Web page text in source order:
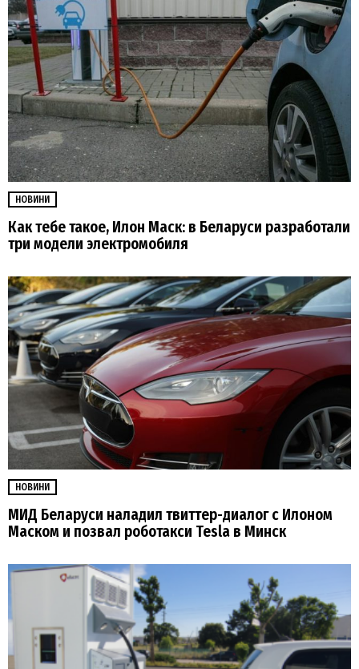
НОВИНИ
Как тебе такое, Илон Маск: в Беларуси разработали
три модели электромобиля
НОВИНИ
МИД Беларуси наладил твиттер-диалог с Илоном
Маском и позвал роботакси Tesla в Минск